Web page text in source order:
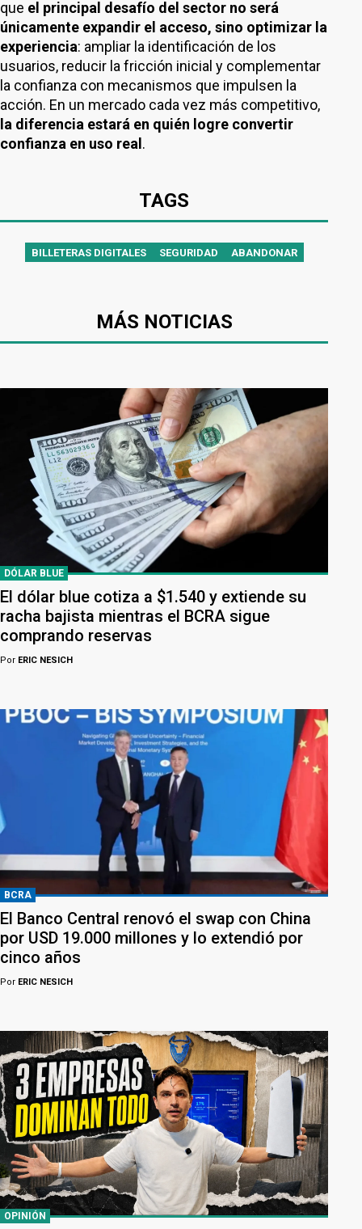
que el principal desafío del sector no será
únicamente expandir el acceso, sino optimizar la
experiencia: ampliar la identificación de los
usuarios, reducir la fricción inicial y complementar
la confianza con mecanismos que impulsen la
acción. En un mercado cada vez más competitivo,
la diferencia estará en quién logre convertir
confianza en uso real .
TAGS
BILLETERAS DIGITALES SEGURIDAD ABANDONAR
MÁS NOTICIAS
DÓLAR BLUE
El dólar blue cotiza a $1.540 y extiende su
racha bajista mientras el BCRA sigue
comprando reservas
Por ERIC NESICH
BCRA
El Banco Central renovó el swap con China
por USD 19.000 millones y lo extendió por
cinco años
Por ERIC NESICH
OPINIÓN